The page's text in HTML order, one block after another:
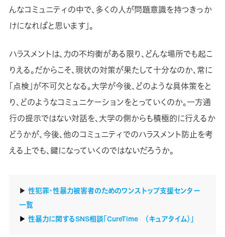
んなコミュニティの中で、多くの人が問題意識を持つきっか
けになればと思います」。
ハラスメントは、力の不均衡がある限り、どんな場所でも起こ
りえる。だからこそ、現状の対策が果たして十分なのか、常に
「点検」が不可欠となる。大学が今後、どのような具体策をと
り、どのようなコミュニケーションをとっていくのか。一方通
行の提示ではない対話を、大学の側からも積極的に行えるか
どうかが、今後、他のコミュニティでのハラスメント防止を考
える上でも、鍵になっていくのではないだろうか。
▶︎ 性犯罪・性暴力被害者のためのワンストップ支援センター
一覧
▶︎ 性暴力に関するSNS相談「CureTime （キュアタイム）」